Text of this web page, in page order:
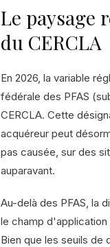
Le paysage
du CERCLA
En 2026, la variable
fédérale des PFAS
CERCLA. Cette
acquéreur peut
pas causée, sur des
auparavant.
Au-delà des PFAS, la
le champ
Bien que les seuils de